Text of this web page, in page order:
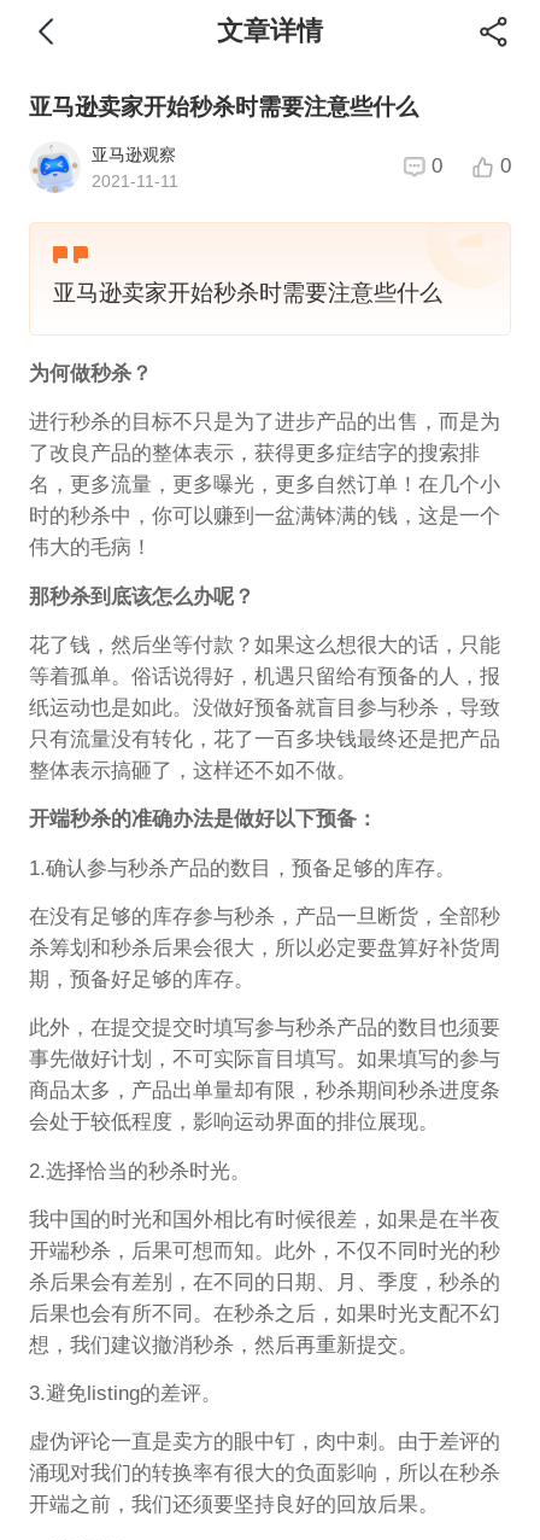
文章详情
亚马逊卖家开始秒杀时需要注意些什么
亚马逊观察
2021-11-11
0 0
亚马逊卖家开始秒杀时需要注意些什么
为何做秒杀？
进行秒杀的目标不只是为了进步产品的出售，而是为
了改良产品的整体表示，获得更多症结字的搜索排
名，更多流量，更多曝光，更多自然订单！在几个小
时的秒杀中，你可以赚到一盆满钵满的钱，这是一个
伟大的毛病！
那秒杀到底该怎么办呢？
花了钱，然后坐等付款？如果这么想很大的话，只能
等着孤单。俗话说得好，机遇只留给有预备的人，报
纸运动也是如此。没做好预备就盲目参与秒杀，导致
只有流量没有转化，花了一百多块钱最终还是把产品
整体表示搞砸了，这样还不如不做。
开端秒杀的准确办法是做好以下预备：
1.确认参与秒杀产品的数目，预备足够的库存。
在没有足够的库存参与秒杀，产品一旦断货，全部秒
杀筹划和秒杀后果会很大，所以必定要盘算好补货周
期，预备好足够的库存。
此外，在提交提交时填写参与秒杀产品的数目也须要
事先做好计划，不可实际盲目填写。如果填写的参与
商品太多，产品出单量却有限，秒杀期间秒杀进度条
会处于较低程度，影响运动界面的排位展现。
2.选择恰当的秒杀时光。
我中国的时光和国外相比有时候很差，如果是在半夜
开端秒杀，后果可想而知。此外，不仅不同时光的秒
杀后果会有差别，在不同的日期、月、季度，秒杀的
后果也会有所不同。在秒杀之后，如果时光支配不幻
想，我们建议撤消秒杀，然后再重新提交。
3.避免listing的差评。
虚伪评论一直是卖方的眼中钉，肉中刺。由于差评的
涌现对我们的转换率有很大的负面影响，所以在秒杀
开端之前，我们还须要坚持良好的回放后果。